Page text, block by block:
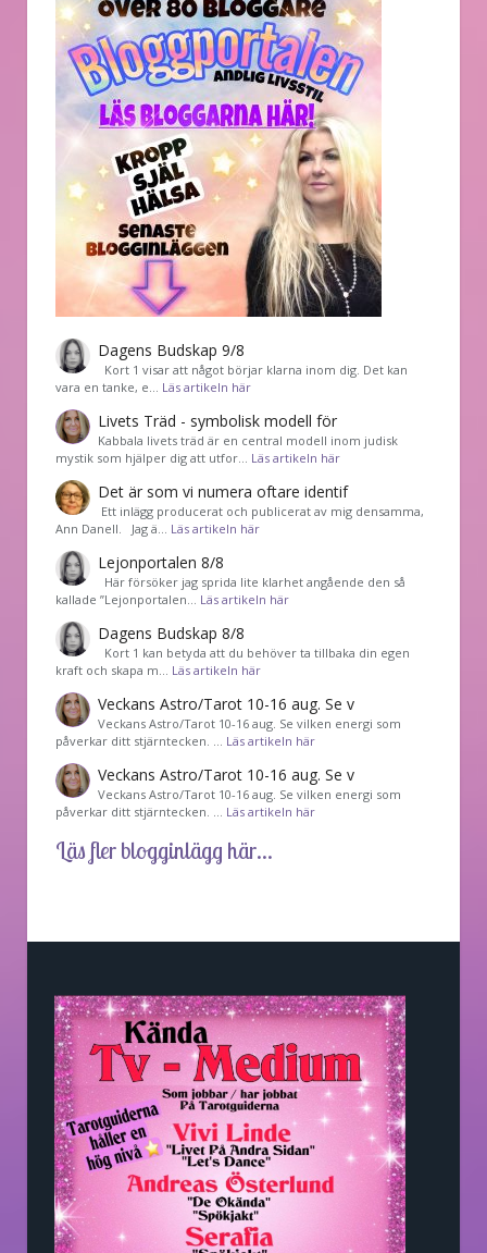
Dagens Budskap 9/8
Kort 1 visar att något börjar klarna inom dig. Det kan
vara en tanke, e… Läs artikeln här
Livets Träd - symbolisk modell för
Kabbala livets träd är en central modell inom judisk
mystik som hjälper dig att utfor… Läs artikeln här
Det är som vi numera oftare identif
͏ Ett inlägg producerat och publicerat av mig densamma,
Ann Danell. Jag ä… Läs artikeln här
Lejonportalen 8/8
Här försöker jag sprida lite klarhet angående den så
kallade ”Lejonportalen… Läs artikeln här
Dagens Budskap 8/8
Kort 1 kan betyda att du behöver ta tillbaka din egen
kraft och skapa m… Läs artikeln här
Veckans Astro/Tarot 10-16 aug. Se v
Veckans Astro/Tarot 10-16 aug. Se vilken energi som
påverkar ditt stjärntecken. … Läs artikeln här
Veckans Astro/Tarot 10-16 aug. Se v
Veckans Astro/Tarot 10-16 aug. Se vilken energi som
påverkar ditt stjärntecken. … Läs artikeln här
Läs fler blogginlägg här...